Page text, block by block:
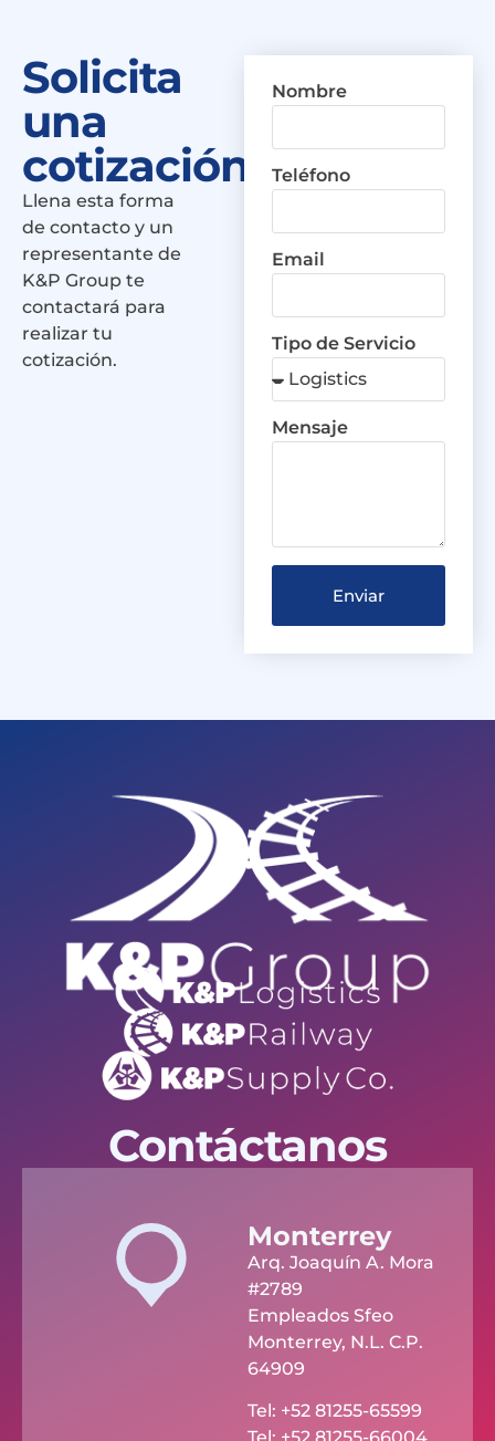
Solicita
una
cotización
Llena esta forma
de contacto y un
representante de
K&P Group te
contactará para
realizar tu
cotización.
Nombre
Teléfono
Email
Tipo de Servicio
Mensaje
Enviar
Contáctanos
Monterrey
Arq. Joaquín A. Mora
#2789
Empleados Sfeo
Monterrey, N.L. C.P.
64909
Tel: +52 81255-65599